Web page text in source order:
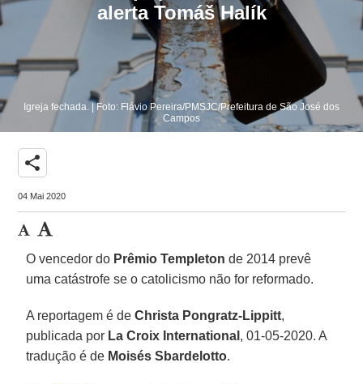
alerta Tomáš Halík
Igreja fechada. | Foto: Flávio Pereira/PMSJC/Prefeitura de São José dos
Campos
share
04 Mai 2020
O vencedor do Prêmio Templetonde 2014 prevê
uma catástrofe se o catolicismo não for reformado.
A reportagem é deChrista Pongratz-Lippitt,
publicada por La Croix International , 01-05-2020. A
tradução é de Moisés Sbardelotto.